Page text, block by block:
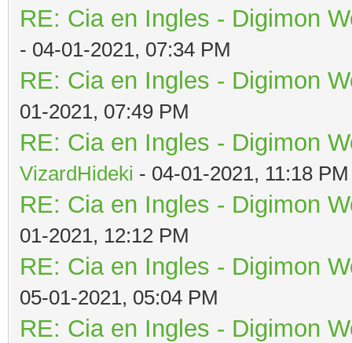
RE: Cia en Ingles - Digimon
- 04-01-2021, 07:34 PM
RE: Cia en Ingles - Digimon
01-2021, 07:49 PM
RE: Cia en Ingles - Digimon
VizardHideki - 04-01-2021, 11:18 PM
RE: Cia en Ingles - Digimon
01-2021, 12:12 PM
RE: Cia en Ingles - Digimon
05-01-2021, 05:04 PM
RE: Cia en Ingles - Digimon